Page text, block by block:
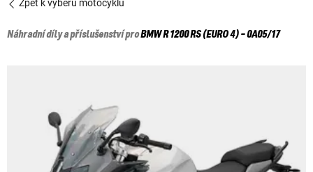
Zpět k výběru motocyklu
Náhradní díly a příslušenství proBMWR 1200 RS (EURO 4) - 0A05/17